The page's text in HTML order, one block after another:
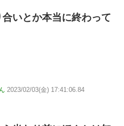
いとか本当に終わって
2023/02/03(金) 17:41:06.84